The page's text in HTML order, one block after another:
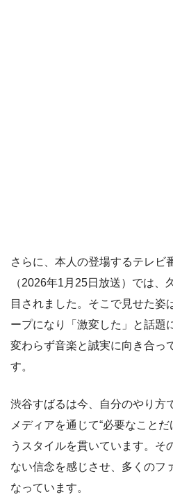
さらに、本人の登場するテレビ
（2026年1月25日放送）では、
目されました。そこで見せた姿
ープになり「激変した」と話題
変わらず音楽と誠実に向き合っ
す。
渋谷すばるは今、自分のやり方
メディアを通じて“必要なこと
うスタイルを貫いています。そ
ない信念を感じさせ、多くのフ
なっています。